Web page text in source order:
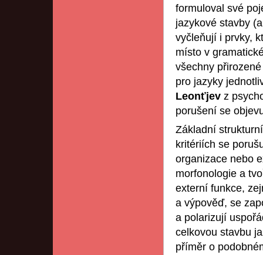
formuloval své
jazykové stavby
vyčleňují i prvky,
místo v
všechny
pro jazyky
Leonťjev z
porušení se
Základní
kritériích se
organizace nebo
morfonologie a
externí funkce,
a výpověď, se
a polarizují
celkovou stavbu
příměr o